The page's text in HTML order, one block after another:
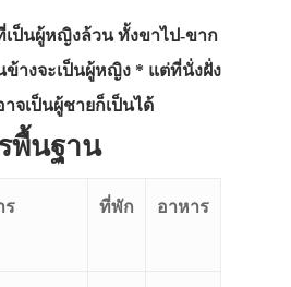
เป็นผู้หญิงล้วน ทั้งขาไป-ขาก
างจะเป็นผู้หญิง * แต่ที่นั่งฝั่ง
จเป็นผู้ชายก็เป็นได้
พื้นฐาน
ร ที่พัก อาหาร